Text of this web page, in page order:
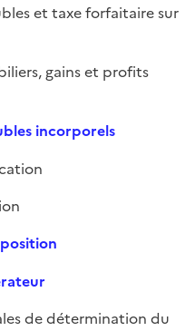
et taxe forfaitaire sur
gains et profits
incorporels
de détermination du